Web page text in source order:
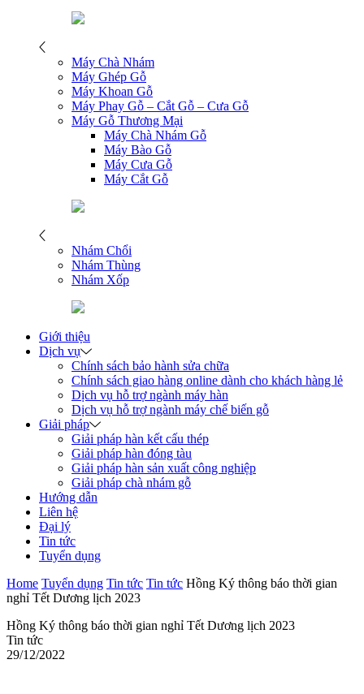
Máy Chà Nhám
Máy Ghép Gỗ
Máy Khoan Gỗ
Máy Phay Gỗ – Cắt Gỗ – Cưa Gỗ
Máy Gỗ Thương Mại
Máy Chà Nhám Gỗ
Máy Bào Gỗ
Máy Cưa Gỗ
Máy Cắt Gỗ
Nhám Chổi
Nhám Thùng
Nhám Xốp
Giới thiệu
Dịch vụ
Chính sách bảo hành sửa chữa
Chính sách giao hàng online dành cho khách hàng lẻ
Dịch vụ hỗ trợ ngành máy hàn
Dịch vụ hỗ trợ ngành máy chế biến gỗ
Giải pháp
Giải pháp hàn kết cấu thép
Giải pháp hàn đóng tàu
Giải pháp hàn sản xuất công nghiệp
Giải pháp chà nhám gỗ
Hướng dẫn
Liên hệ
Đại lý
Tin tức
Tuyển dụng
Home Tuyển dụng Tin tức Tin tức Hồng Ký thông báo thời gian
nghỉ Tết Dương lịch 2023
Hồng Ký thông báo thời gian nghỉ Tết Dương lịch 2023
Tin tức
29/12/2022